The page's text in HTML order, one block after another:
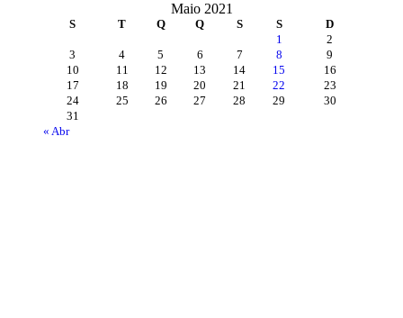
Maio 2021
S T Q Q S S D
« Abr
1
2
3
4 5 6 7 8
9
10
11 12 13 14 15
16
17
18 19 20 21 22
23
24
25 26 27 28 29
30
31